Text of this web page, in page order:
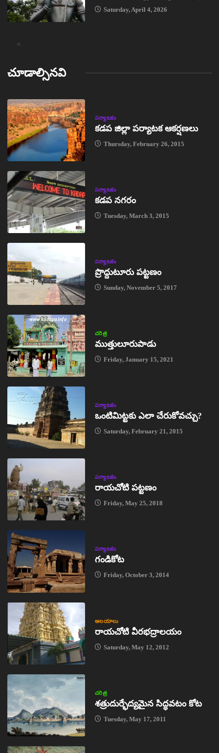
Saturday, April 4, 2026
చూడాల్సినవి
పర్యాటకం
కడప జిల్లా పర్యాటక ఆకర్షణలు
Thursday, February 26, 2015
పర్యాటకం
కడప నగరం
Tuesday, March 3, 2015
పర్యాటకం
ప్రొద్దుటూరు పట్టణం
Sunday, November 5, 2017
చరిత్ర
ముత్తులూరుపాడు
Friday, January 15, 2021
పర్యాటకం
ఒంటిమిట్టకు ఎలా చేరుకోవచ్చు?
Saturday, February 21, 2015
పర్యాటకం
రాయచోటి పట్టణం
Friday, May 25, 2018
పర్యాటకం
గండికోట
Friday, October 3, 2014
ఆలయాలు
రాయచోటి వీరభద్రాలయం
Saturday, May 12, 2012
చరిత్ర
శత్రుదుర్భేద్యమైన సిద్ధవటం కోట
Tuesday, May 17, 2011